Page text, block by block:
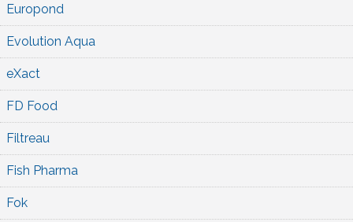
Europond
Evolution Aqua
eXact
FD Food
Filtreau
Fish Pharma
Fok